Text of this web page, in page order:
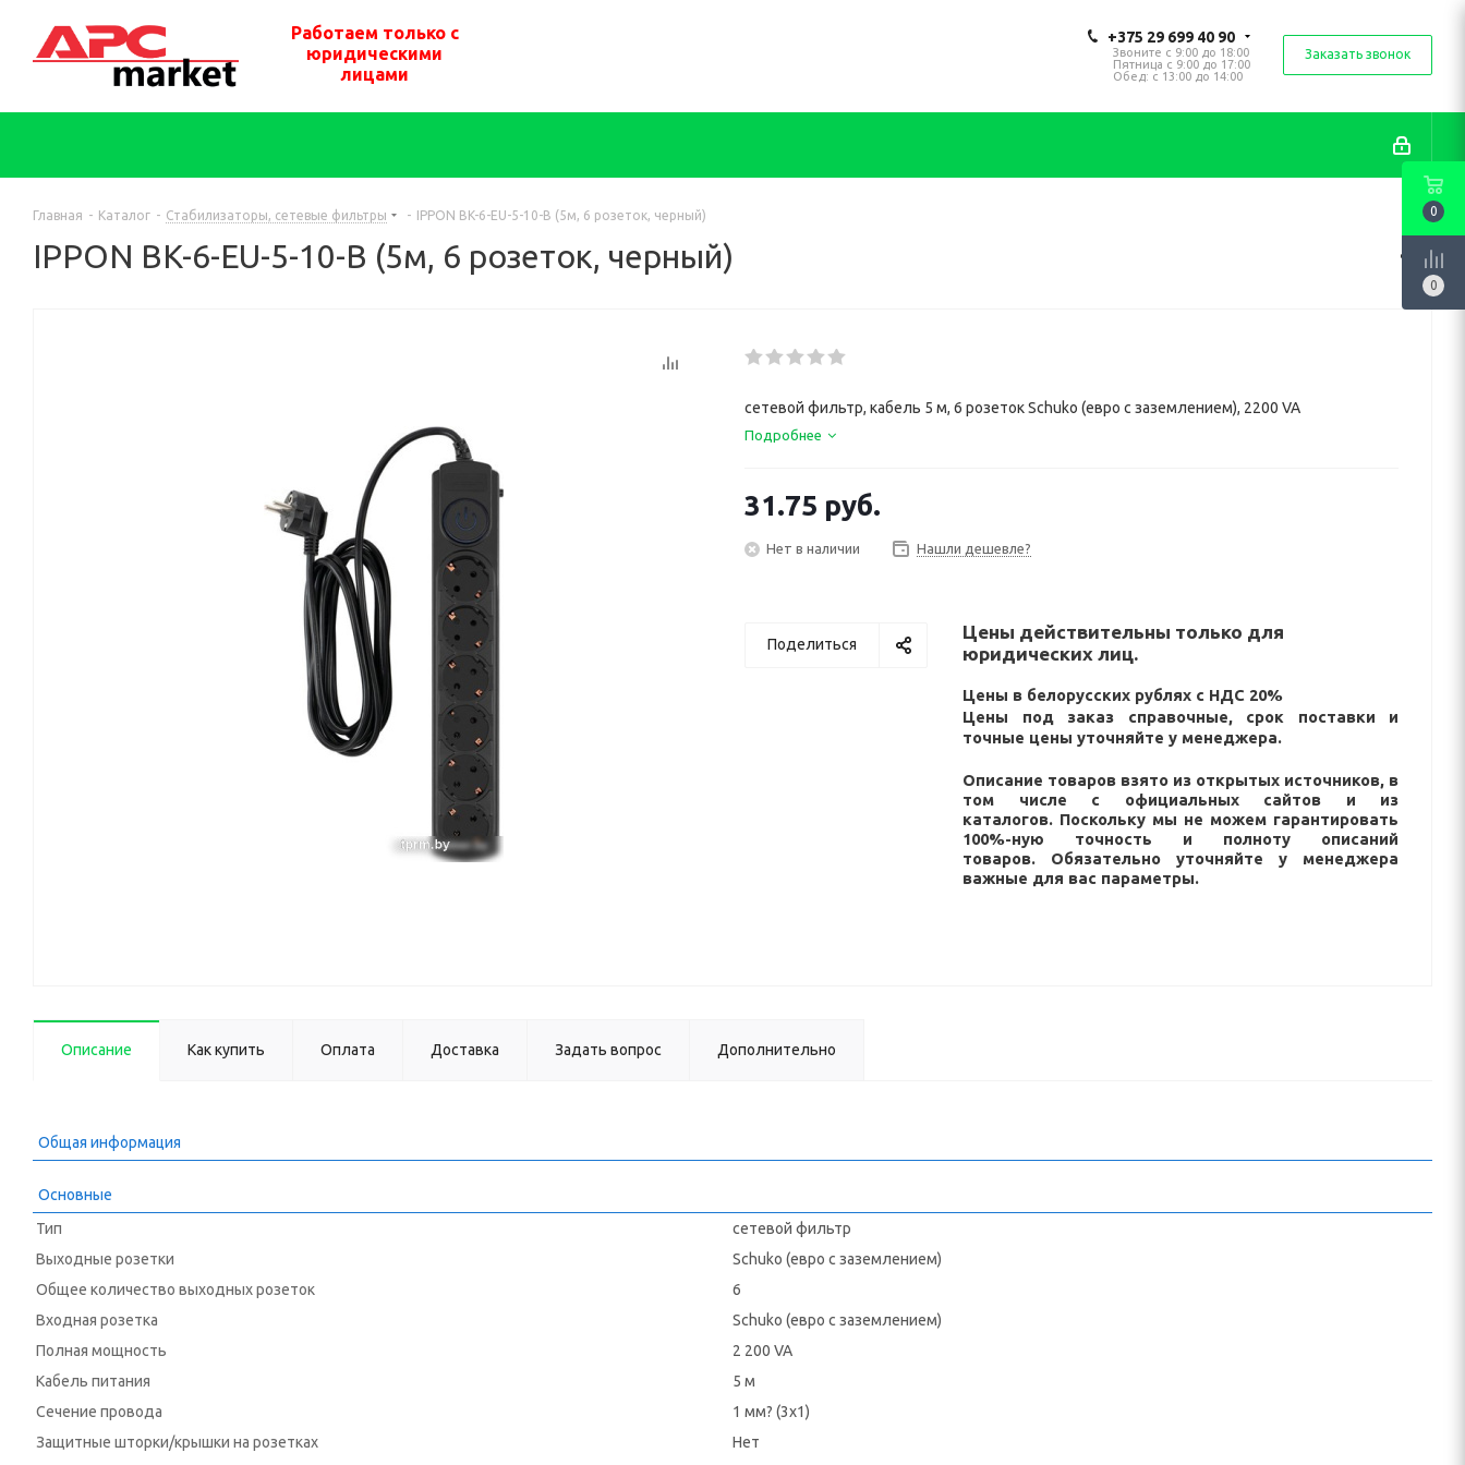
Работаем только с
юридическими
лицами
+375 29 699 40 90
Звоните с 9:00 до 18:00
Пятница с 9:00 до 17:00
Обед: с 13:00 до 14:00
Заказать звонок
Главная - Каталог - Стабилизаторы, сетевые фильтры - IPPON BK-6-EU-5-10-B (5м, 6 розеток, черный)
IPPON BK-6-EU-5-10-B (5м, 6 розеток, черный)
сетевой фильтр, кабель 5 м, 6 розеток Schuko (евро с заземлением), 2200 VA
Подробнее
31.75 руб.
Нет в наличии Нашли дешевле?
Поделиться
Цены действительны только для
юридических лиц.
Цены в белорусских рублях с НДС 20%
Цены под заказ справочные, срок поставки и
точные цены уточняйте у менеджера.
Описание товаров взято из открытых источников, в
том числе с официальных сайтов и из
каталогов. Поскольку мы не можем гарантировать
100%-ную точность и полноту описаний
товаров. Обязательно уточняйте у менеджера
важные для вас параметры.
Описание Как купить Оплата Доставка Задать вопрос Дополнительно
Общая информация
Основные
Тип
сетевой фильтр
Выходные розетки
Schuko (евро с заземлением)
Общее количество выходных розеток
6
Входная розетка
Schuko (евро с заземлением)
Полная мощность
2 200 VA
Кабель питания
5 м
Сечение провода
1 мм? (3x1)
Защитные шторки/крышки на розетках
Нет
0
0